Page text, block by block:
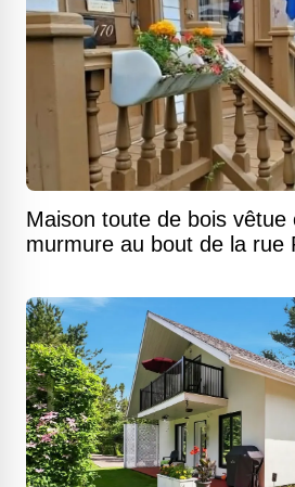
Maison toute de bois vêtue
murmure au bout de la rue